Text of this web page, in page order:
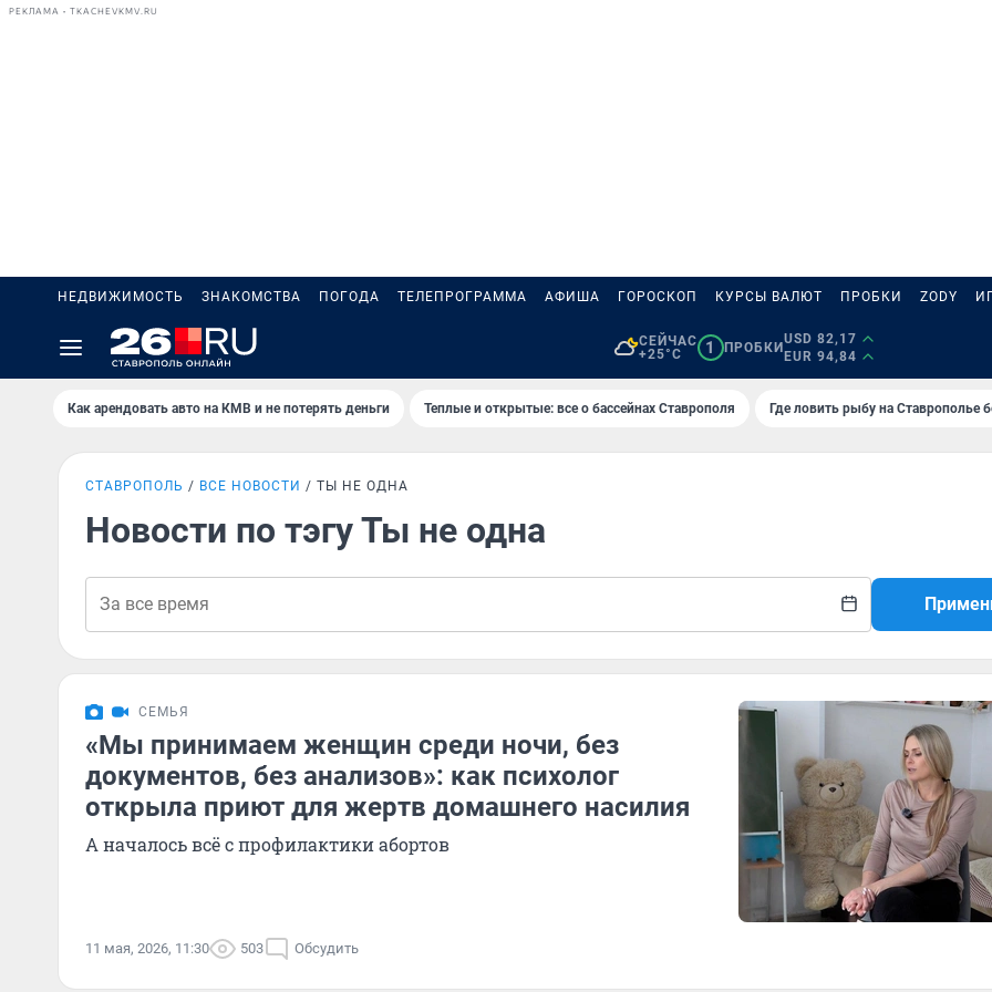
РЕКЛАМА • TKACHEVKMV.RU
НЕДВИЖИМОСТЬ ЗНАКОМСТВА ПОГОДА ТЕЛЕПРОГРАММА АФИША ГОРОСКОП КУРСЫ ВАЛЮТ ПРОБКИ ZODY
СЕЙЧАС
+25°C
1 ПРОБКИ
USD 82,17
EUR 94,84
Как арендовать авто на КМВ и не потерять деньги Теплые и открытые: все о бассейнах Ставрополя Где ловить рыбу на Ставрополье
СТАВРОПОЛЬ ВСЕ НОВОСТИ ТЫ НЕ ОДНА
Новости по тэгу Ты не одна
СЕМЬЯ
«Мы принимаем женщин среди ночи, без
документов, без анализов»: как психолог
открыла приют для жертв домашнего насилия
А началось всё с профилактики абортов
11 мая, 2026, 11:30 503 Обсудить